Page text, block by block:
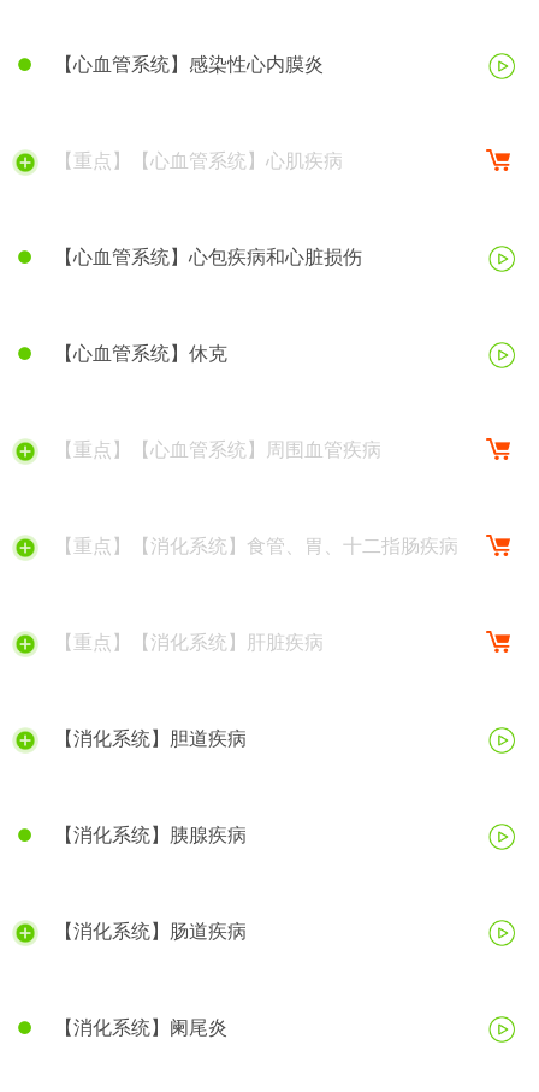
【心血管系统】感染性心内膜炎
【重点】【心血管系统】心肌疾病
【心血管系统】心包疾病和心脏损伤
【心血管系统】休克
【重点】【心血管系统】周围血管疾病
【重点】【消化系统】食管、胃、十二指肠疾病
【重点】【消化系统】肝脏疾病
【消化系统】胆道疾病
【消化系统】胰腺疾病
【消化系统】肠道疾病
【消化系统】阑尾炎